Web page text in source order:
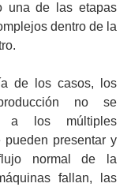
una de las etapas
dentro de la
de los casos, los
no se
a los múltiples
pueden presentar y
normal de la
fallan, las